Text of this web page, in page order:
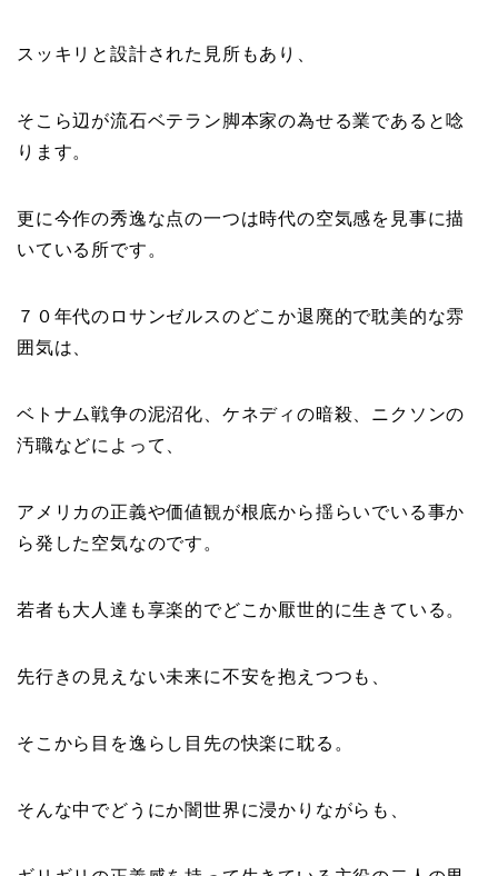
スッキリと設計された見所もあり、
そこら辺が流石ベテラン脚本家の為せる業であると唸
ります。
更に今作の秀逸な点の一つは時代の空気感を見事に描
いている所です。
７０年代のロサンゼルスのどこか退廃的で耽美的な雰
囲気は、
ベトナム戦争の泥沼化、ケネディの暗殺、ニクソンの
汚職などによって、
アメリカの正義や価値観が根底から揺らいでいる事か
ら発した空気なのです。
若者も大人達も享楽的でどこか厭世的に生きている。
先行きの見えない未来に不安を抱えつつも、
そこから目を逸らし目先の快楽に耽る。
そんな中でどうにか闇世界に浸かりながらも、